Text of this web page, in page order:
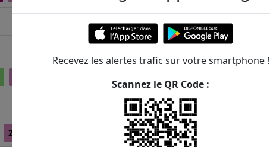
442m
278
Recevez les alertes trafic sur votre smartphone !
Scannez le QR Code :